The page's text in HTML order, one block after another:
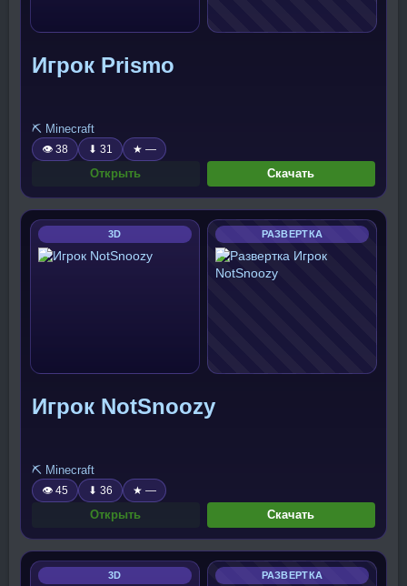
Игрок Prismo
⛏️ Minecraft
👁 38 ⬇ 31 ★ —
Открыть Скачать
3D РАЗВЕРТКА
Игрок NotSnoozy
⛏️ Minecraft
👁 45 ⬇ 36 ★ —
Открыть Скачать
3D РАЗВЕРТКА